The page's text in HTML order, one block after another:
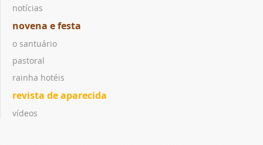
notícias
novena e festa
o santuário
pastoral
rainha hotéis
revista de aparecida
vídeos